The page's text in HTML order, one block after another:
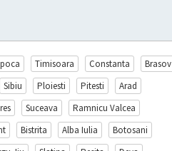
Timisoara Constanta
Brasov
Sibiu Ploiesti Pitesti
Arad
Suceava
Ramnicu Valcea
Bistrita Alba Iulia
Botosani